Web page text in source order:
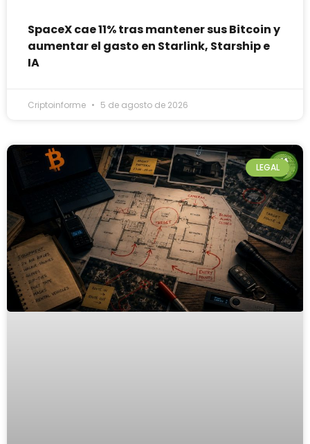
SpaceX cae 11% tras mantener sus Bitcoin y
aumentar el gasto en Starlink, Starship e
IA
Criptoinforme 5 de agosto de 2026
LEGAL